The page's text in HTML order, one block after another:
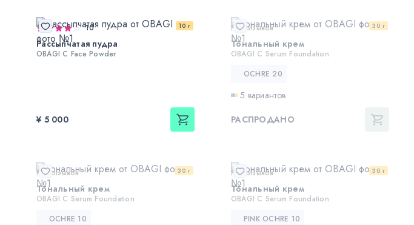
10 г
10
Рассыпчатая пудра
OBAGI C Face Powder
¥ 5 000
30 г
Нет отзывов
Тональный крем
OBAGI C Serum Foundation
OCHRE 20
5 вариантов
РАСПРОДАНО
30 г
Нет отзывов
Тональный крем
OBAGI C Serum Foundation
OCHRE 10
30 г
Нет отзывов
Тональный крем
OBAGI C Serum Foundation
PINK OCHRE 10